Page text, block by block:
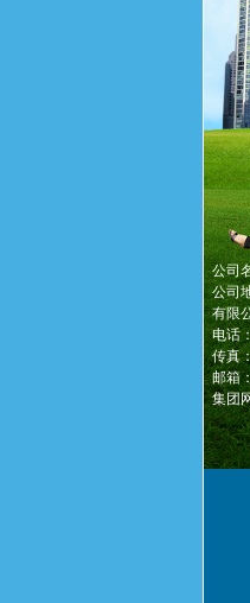
公司
公司
有限
电话
传真
邮箱
集团